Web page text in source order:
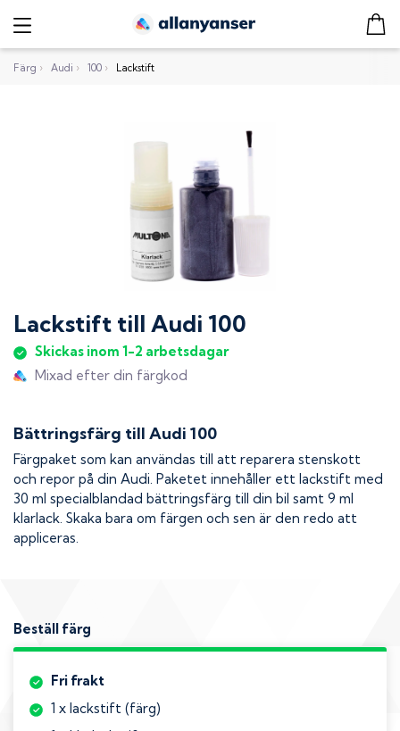
Färg › Audi › 100 › Lackstift
Lackstift till Audi 100
Skickas inom 1-2 arbetsdagar
Mixad efter din färgkod
Bättringsfärg till Audi 100
Färgpaket som kan användas till att reparera stenskott
och repor på din Audi. Paketet innehåller ett lackstift med
30 ml specialblandad bättringsfärg till din bil samt 9 ml
klarlack. Skaka bara om färgen och sen är den redo att
appliceras.
Beställ färg
Fri frakt
1 x lackstift (färg)